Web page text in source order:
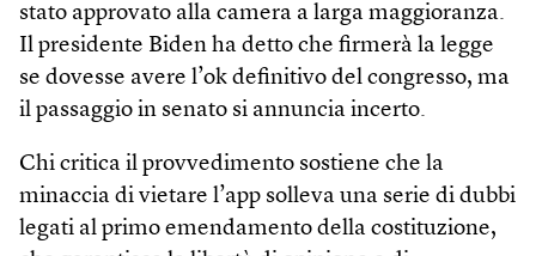
stato approvato alla camera a larga maggioranza.
Il presidente Biden ha detto che firmerà la legge
se dovesse avere l’ok definitivo del congresso, ma
il passaggio in senato si annuncia incerto.
Chi critica il provvedimento sostiene che la
minaccia di vietare l’app solleva una serie di dubbi
legati al primo emendamento della costituzione,